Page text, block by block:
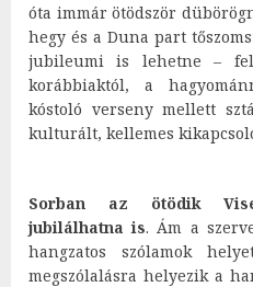
óta immár ötödször
hegy és a Duna part
jubileumi is lehetne –
korábbiaktól, a
kóstoló verseny mellett
kulturált, kellemes
Sorban az ötödik
jubilálhatna is. Ám a
hangzatos szólamok
megszólalásra helyezik a